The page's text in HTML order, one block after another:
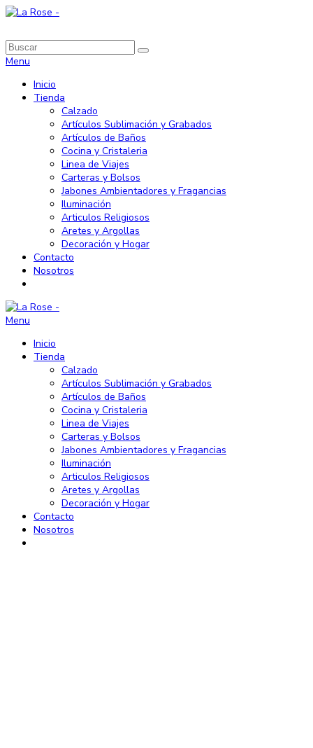
Menu
Inicio
Tienda
Calzado
Artículos Sublimación y Grabados
Artículos de Baños
Cocina y Cristaleria
Linea de Viajes
Carteras y Bolsos
Jabones Ambientadores y Fragancias
Iluminación
Articulos Religiosos
Aretes y Argollas
Decoración y Hogar
Contacto
Nosotros
Menu
Inicio
Tienda
Calzado
Artículos Sublimación y Grabados
Artículos de Baños
Cocina y Cristaleria
Linea de Viajes
Carteras y Bolsos
Jabones Ambientadores y Fragancias
Iluminación
Articulos Religiosos
Aretes y Argollas
Decoración y Hogar
Contacto
Nosotros